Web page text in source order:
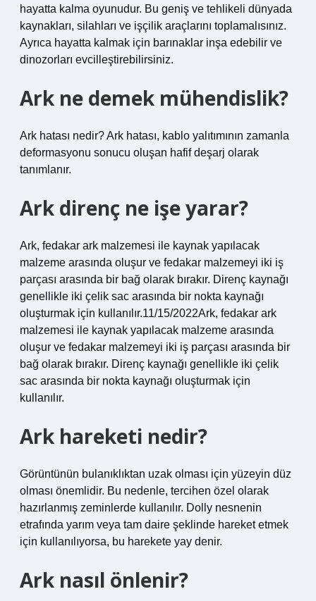
hayatta kalma oyunudur. Bu geniş ve tehlikeli dünyada
kaynakları, silahları ve işçilik araçlarını toplamalısınız.
Ayrıca hayatta kalmak için barınaklar inşa edebilir ve
dinozorları evcilleştirebilirsiniz.
Ark ne demek mühendislik?
Ark hatası nedir? Ark hatası, kablo yalıtımının zamanla
deformasyonu sonucu oluşan hafif deşarj olarak
tanımlanır.
Ark direnç ne işe yarar?
Ark, fedakar ark malzemesi ile kaynak yapılacak
malzeme arasında oluşur ve fedakar malzemeyi iki iş
parçası arasında bir bağ olarak bırakır. Direnç kaynağı
genellikle iki çelik sac arasında bir nokta kaynağı
oluşturmak için kullanılır.11/15/2022Ark, fedakar ark
malzemesi ile kaynak yapılacak malzeme arasında
oluşur ve fedakar malzemeyi iki iş parçası arasında bir
bağ olarak bırakır. Direnç kaynağı genellikle iki çelik
sac arasında bir nokta kaynağı oluşturmak için
kullanılır.
Ark hareketi nedir?
Görüntünün bulanıklıktan uzak olması için yüzeyin düz
olması önemlidir. Bu nedenle, tercihen özel olarak
hazırlanmış zeminlerde kullanılır. Dolly nesnenin
etrafında yarım veya tam daire şeklinde hareket etmek
için kullanılıyorsa, bu harekete yay denir.
Ark nasıl önlenir?